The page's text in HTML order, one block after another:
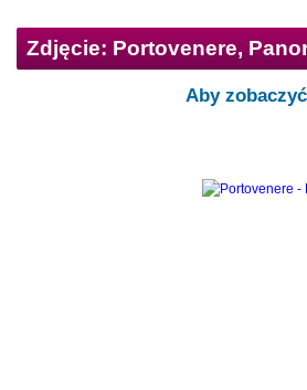
Zdjęcie: Portovenere,
Aby